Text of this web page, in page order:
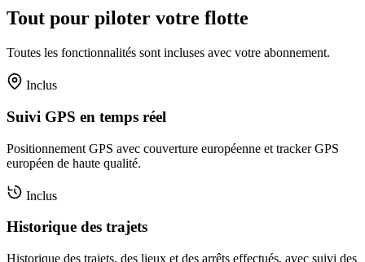
Tout pour piloter votre flotte
Toutes les fonctionnalités sont incluses avec votre abonnement.
Inclus
Suivi GPS en temps réel
Positionnement GPS avec couverture européenne et tracker GPS
européen de haute qualité.
Inclus
Historique des trajets
Historique des trajets, des lieux et des arrêts effectués, avec suivi des